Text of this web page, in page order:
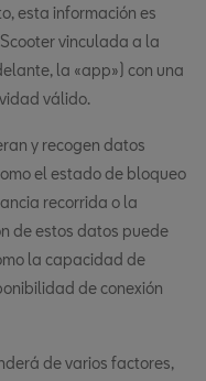
esta información es
vinculada a la
la «app») con una
válido.
y recogen datos
el estado de bloqueo
recorrida o la
de estos datos puede
la capacidad de
de conexión
de varios factores,